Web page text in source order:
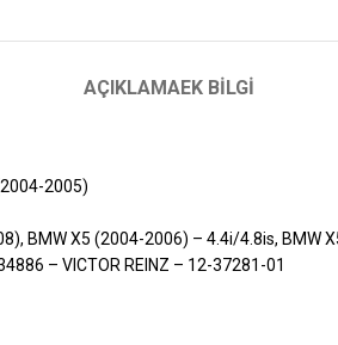
AÇIKLAMAEK BILGI
2005)
BMW X5 (2004-2006) – 4.4i/4.8is, BMW
– VICTOR REINZ – 12-37281-01